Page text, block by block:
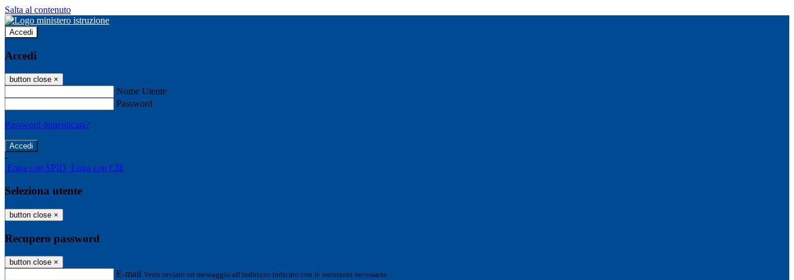
Salta al contenuto
Accedi
Accedi
button close ×
Nome Utente
Password
Password dimenticata?
-
Entra con SPID Entra con CIE
Seleziona utente
button close ×
Recupero password
button close ×
E-mail Verrà inviato un messaggio all'indirizzo indicato con le istruzioni necessarie.